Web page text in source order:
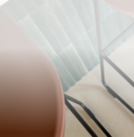
Toepassing
Advies